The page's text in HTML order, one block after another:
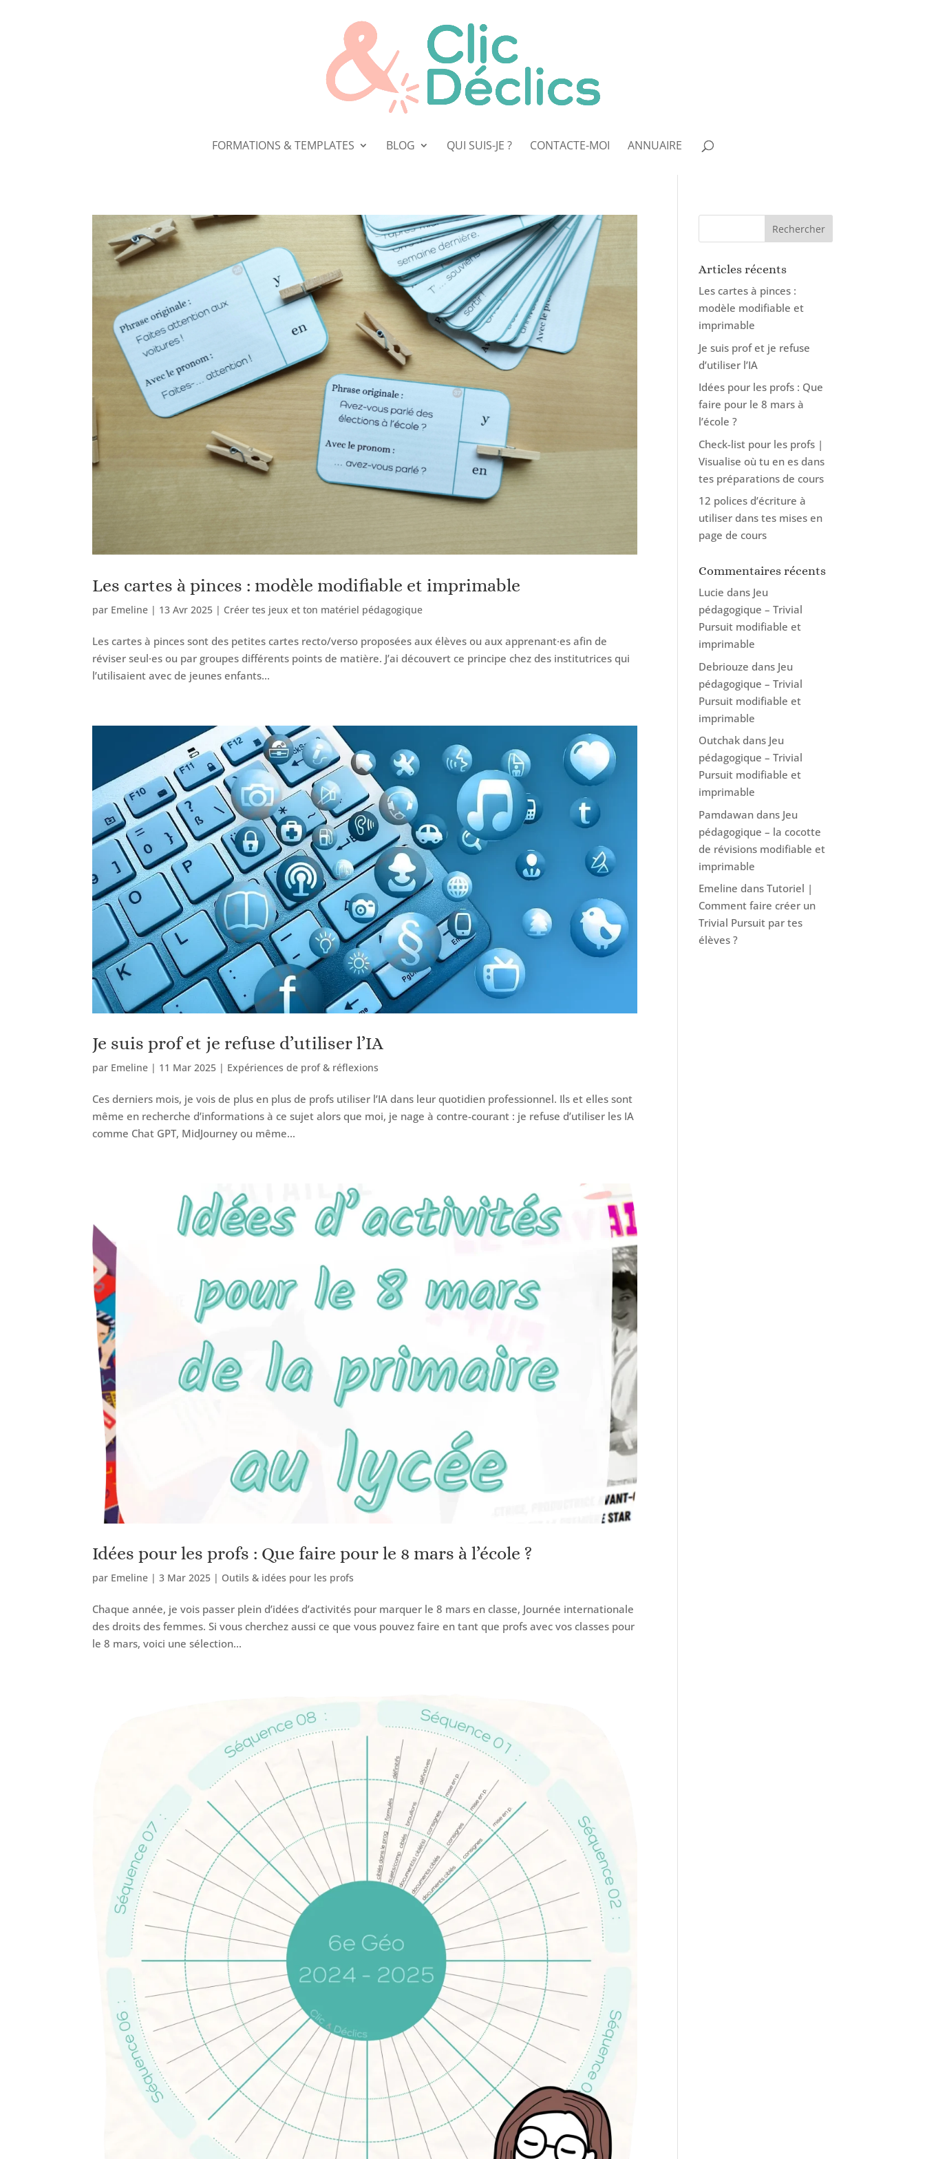
FORMATIONS & TEMPLATES BLOG QUI SUIS-JE ? CONTACTE-MOI ANNUAIRE
Les cartes à pinces : modèle modifiable et imprimable
par Emeline | 13 Avr 2025 | Créer tes jeux et ton matériel pédagogique
Les cartes à pinces sont des petites cartes recto/verso proposées aux élèves ou aux apprenant·es afin de
réviser seul·es ou par groupes différents points de matière. J’ai découvert ce principe chez des institutrices qui
l’utilisaient avec de jeunes enfants...
Je suis prof et je refuse d’utiliser l’IA
par Emeline | 11 Mar 2025 | Expériences de prof & réflexions
Ces derniers mois, je vois de plus en plus de profs utiliser l’IA dans leur quotidien professionnel. Ils et elles sont
même en recherche d’informations à ce sujet alors que moi, je nage à contre-courant : je refuse d’utiliser les IA
comme Chat GPT, MidJourney ou même...
Idées pour les profs : Que faire pour le 8 mars à l’école ?
par Emeline |3 Mar 2025 | Outils & idées pour les profs
Chaque année, je vois passer plein d’idées d’activités pour marquer le 8 mars en classe, Journée internationale
des droits des femmes. Si vous cherchez aussi ce que vous pouvez faire en tant que profs avec vos classes pour
le 8 mars, voici une sélection...
Articles récents
Les cartes à pinces :
modèle modifiable et
imprimable
Je suis prof et je refuse
d’utiliser l’IA
Idées pour les profs : Que
faire pour le 8 mars à
l’école ?
Check-list pour les profs |
Visualise où tu en es dans
tes préparations de cours
12 polices d’écriture à
utiliser dans tes mises en
page de cours
Commentaires récents
Lucie dans Jeu
pédagogique – Trivial
Pursuit modifiable et
imprimable
Debriouze dans Jeu
pédagogique – Trivial
Pursuit modifiable et
imprimable
Outchak dans Jeu
pédagogique – Trivial
Pursuit modifiable et
imprimable
Pamdawan dans Jeu
pédagogique – la cocotte
de révisions modifiable et
imprimable
Emeline dansTutoriel |
Comment faire créer un
Trivial Pursuit par tes
élèves ?